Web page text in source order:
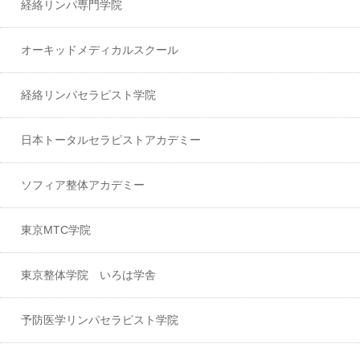
経絡リンパ専門学院
オーキッドメディカルスクール
経絡リンパセラピスト学院
日本トータルセラピストアカデミー
ソフィア整体アカデミー
東京MTC学院
東京整体学院 いろは学舎
予防医学リンパセラピスト学院